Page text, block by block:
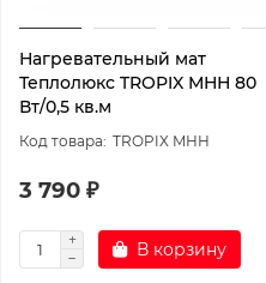
Нагревательный мат
Теплолюкс TROPIX МНН 80
Вт/0,5 кв.м
TROPIX МНН
3 790 ₽
В корзину